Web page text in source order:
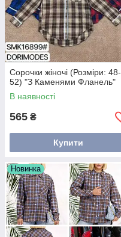
Сорочки жіночі (Розміри: 48-
52) "З Каменями Фланель"
В наявності
565 ₴
Купити
Новинка